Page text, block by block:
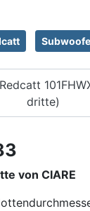
dritte)
von CIARE